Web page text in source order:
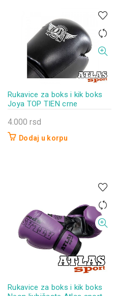
varijanti.
na
stranici
proizvoda.
Rukavice za boks i kik boks
Joya TOP TIEN crne
4.000 rsd
Dodaj u korpu
Rukavice za boks i kik boks